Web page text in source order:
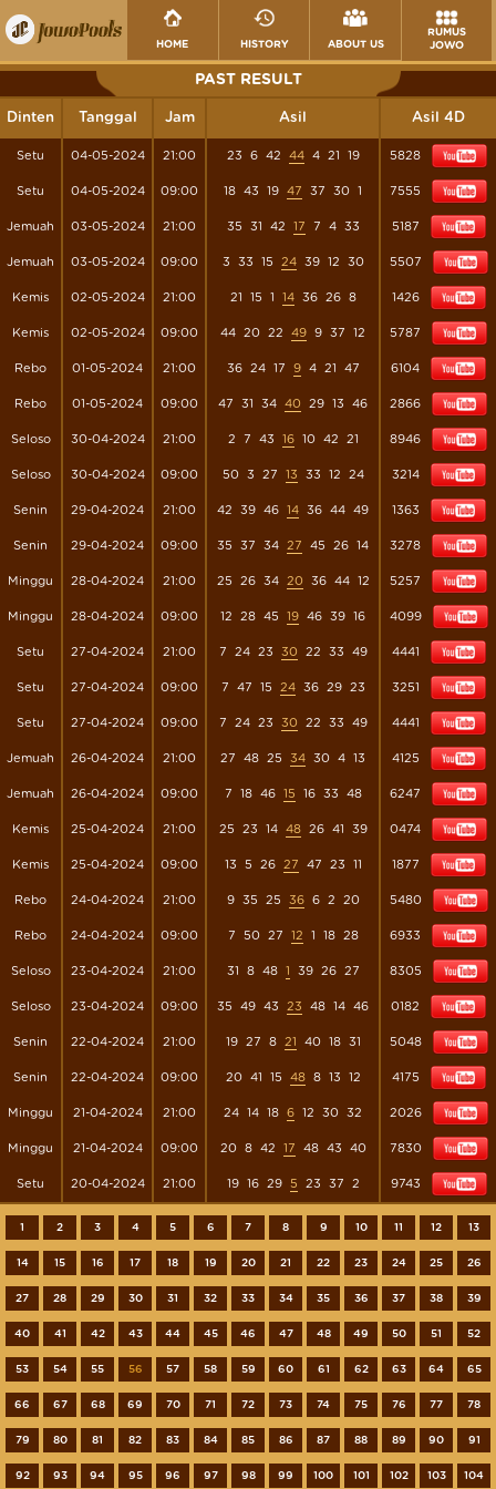
HOME HISTORY ABOUT US
RUMUS
JOWO
PAST RESULT
Dinten Tanggal Jam Asil Asil 4D
Setu 04-05-2024 21:00 23 6 42 44 4 21 19 5828
Setu 04-05-2024 09:00 18 43 19 47 37 30 1 7555
Jemuah 03-05-2024 21:00 35 31 42 17 7 4 33 5187
Jemuah 03-05-2024 09:00 3 33 15 24 39 12 30 5507
Kemis 02-05-2024 21:00 21 15 1 14 36 26 8 1426
Kemis 02-05-2024 09:00 44 20 22 49 9 37 12 5787
Rebo 01-05-2024 21:00 36 24 17 9 4 21 47 6104
Rebo 01-05-2024 09:00 47 31 34 40 29 13 46 2866
Seloso 30-04-2024 21:00 2 7 43 16 10 42 21 8946
Seloso 30-04-2024 09:00 50 3 27 13 33 12 24 3214
Senin 29-04-2024 21:00 42 39 46 14 36 44 49 1363
Senin 29-04-2024 09:00 35 37 34 27 45 26 14 3278
Minggu 28-04-2024 21:00 25 26 34 20 36 44 12 5257
Minggu 28-04-2024 09:00 12 28 45 19 46 39 16 4099
Setu 27-04-2024 21:00 7 24 23 30 22 33 49 4441
Setu 27-04-2024 09:00 7 47 15 24 36 29 23 3251
Setu 27-04-2024 09:00 7 24 23 30 22 33 49 4441
Jemuah 26-04-2024 21:00 27 48 25 34 30 4 13 4125
Jemuah 26-04-2024 09:00 7 18 46 15 16 33 48 6247
Kemis 25-04-2024 21:00 25 23 14 48 26 41 39 0474
Kemis 25-04-2024 09:00 13 5 26 27 47 23 11 1877
Rebo 24-04-2024 21:00 9 35 25 36 6 2 20 5480
Rebo 24-04-2024 09:00 7 50 27 12 1 18 28 6933
Seloso 23-04-2024 21:00 31 8 48 1 39 26 27 8305
Seloso 23-04-2024 09:00 35 49 43 23 48 14 46 0182
Senin 22-04-2024 21:00 19 27 8 21 40 18 31 5048
Senin 22-04-2024 09:00 20 41 15 48 8 13 12 4175
Minggu 21-04-2024 21:00 24 14 18 6 12 30 32 2026
Minggu 21-04-2024 09:00 20 8 42 17 48 43 40 7830
Setu 20-04-2024 21:00 19 16 29 5 23 37 2 9743
1 2 3 4 5 6 7 8 9 10 11 12 13
14 15 16 17 18 19 20 21 22 23 24 25 26
27 28 29 30 31 32 33 34 35 36 37 38 39
40 41 42 43 44 45 46 47 48 49 50 51 52
53 54 55 56 57 58 59 60 61 62 63 64 65
66 67 68 69 70 71 72 73 74 75 76 77 78
79 80 81 82 83 84 85 86 87 88 89 90 91
92 93 94 95 96 97 98 99 100 101 102 103 104